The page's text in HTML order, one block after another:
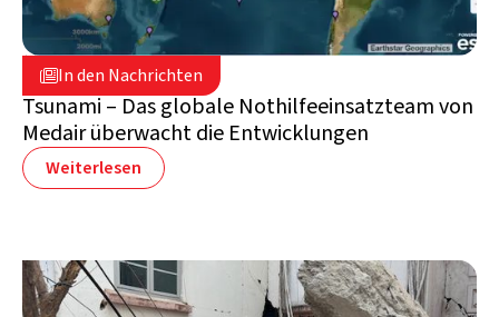
In den Nachrichten
30. Juli 2025
Schweiz
Tsunami – Das globale Nothilfeeinsatzteam von
Medair überwacht die Entwicklungen
Weiterlesen